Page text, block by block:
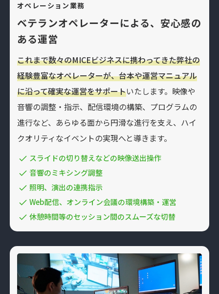
オペレーション業務
ベテランオペレーターによる、安心感の
ある運営
これまで数々のMICEビジネスに携わってきた弊社の
経験豊富なオペレーターが、台本や運営マニュアル
に沿って確実な運営をサポートいたします。映像や
音響の調整・指示、配信環境の構築、プログラムの
進行など、あらゆる面から円滑な進行を支え、ハイ
クオリティなイベントの実現へと導きます。
スライドの切り替えなどの映像送出操作
音響のミキシング調整
照明、演出の連携指示
Web配信、オンライン会議の環境構築・運営
休憩時間等のセッション間のスムーズな切替